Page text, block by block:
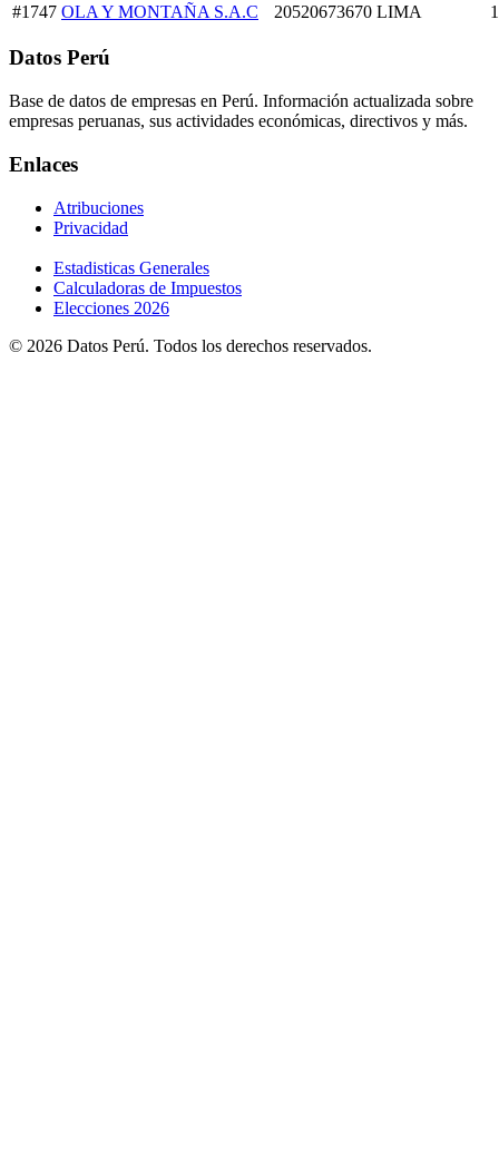
#1747 OLA Y MONTAÑA S.A.C 20520673670 LIMA
Datos Perú
Base de datos de empresas en Perú. Información actualizada sobre
empresas peruanas, sus actividades económicas, directivos y más.
Enlaces
Atribuciones
Privacidad
Estadisticas Generales
Calculadoras de Impuestos
Elecciones 2026
© 2026 Datos Perú. Todos los derechos reservados.